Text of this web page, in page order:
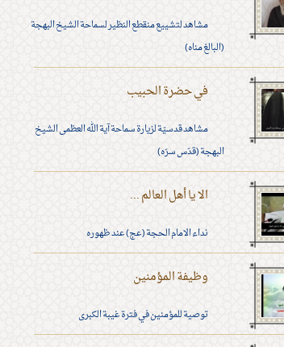
مشاهد لتشييع منقطع النظير لسماحة الشيخ البهجة
(البالغ مناه)
في حضرة الحبيب
مشاهد قدسيّة لزيارة سماحة آية الله العظمى الشيخ
البهجة (قدّس سرّه)
الا يا أهل العالم ...
نداء الامام الحجة (عج) عند ظهوره
وظيفة المؤمنين
توصية للمؤمنين في فترة غيبة الكبرى